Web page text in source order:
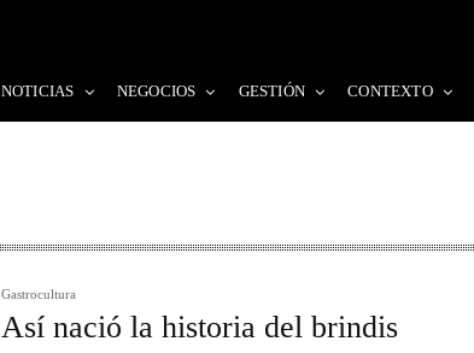
NOTICIAS NEGOCIOS GESTIÓN CONTEXTO
Gastrocultura
Así nació la historia del brindis